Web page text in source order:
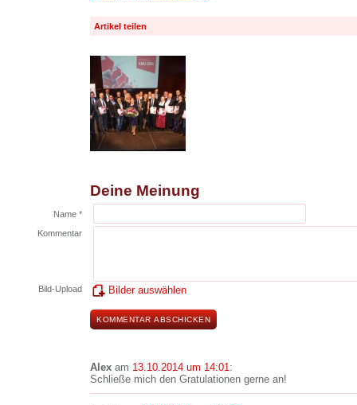
Artikel teilen
Deine Meinung
Name *
Kommentar
Bild-Upload Bilder auswählen
Alex am 13.10.2014 um 14:01:
Schließe mich den Gratulationen gerne an!